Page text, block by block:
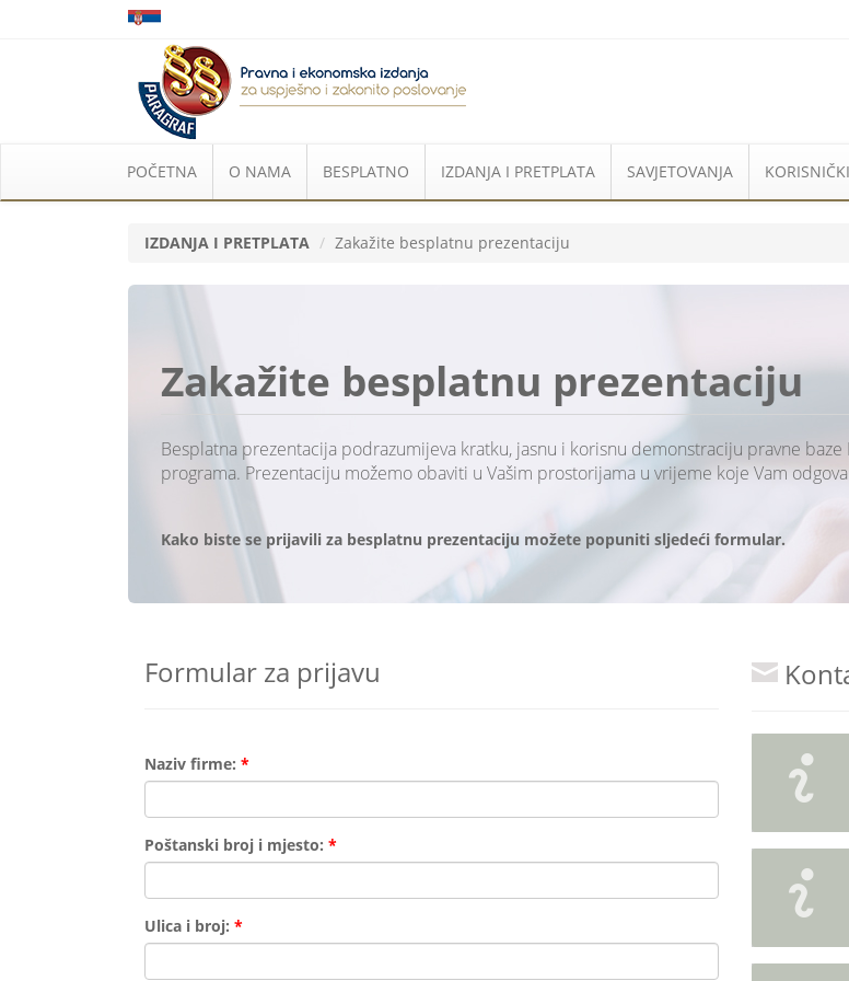
POČETNA O NAMA BESPLATNO IZDANJA I PRETPLATA SAVJETOVANJA
IZDANJA I PRETPLATA Zakažite besplatnu prezentaciju
Zakažite besplatnu prezentaciju
Besplatna prezentacija podrazumijeva kratku, jasnu i korisnu demonstraciju pravne
programa. Prezentaciju možemo obaviti u Vašim prostorijama u vrijeme koje Vam
Kako biste se prijavili za besplatnu prezentaciju možete popuniti sljedeći formular.
Formular za prijavu
Naziv firme: *
Poštanski broj i mjesto: *
Ulica i broj: *